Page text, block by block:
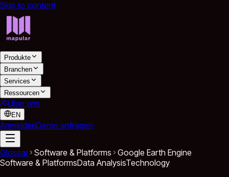
Skip to content
Produkte
Branchen
Services
Ressourcen
Über uns
EN
AnmeldenDemo anfragen
Glossar Software & Platforms
Google Earth Engine
Software & PlatformsData AnalysisTechnology